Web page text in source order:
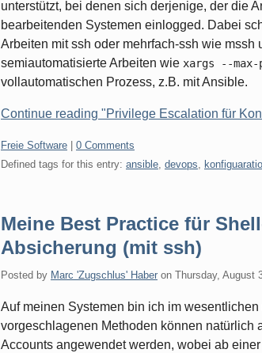
unterstützt, bei denen sich derjenige, der die
bearbeitenden Systemen einlogged. Dabei
Arbeiten mit ssh oder mehrfach-ssh wie mssh
semiautomatisierte Arbeiten wie xargs --max-
vollautomatischen Prozess, z.B. mit Ansible.
Continue reading "Privilege Escalation für
Categories:
Freie Software
0 Comments
Defined tags for this entry: ansible, devops,
Meine Best Practice für
Absicherung (mit ssh)
Posted by Marc 'Zugschlus' Haber on Thursday, August
Auf meinen Systemen bin ich im
vorgeschlagenen Methoden können natürlich
Accounts angewendet werden, wobei ab